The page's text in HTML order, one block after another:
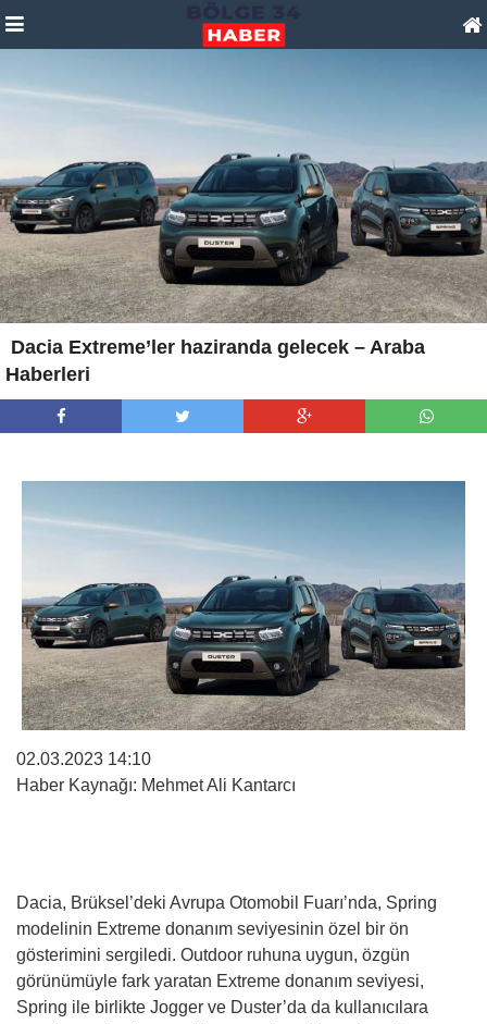
Dacia Extreme’ler haziranda gelecek – Araba
Haberleri
02.03.2023 14:10
Haber Kaynağı: Mehmet Ali Kantarcı
Dacia, Brüksel’deki Avrupa Otomobil Fuarı’nda, Spring
modelinin Extreme donanım seviyesinin özel bir ön
gösterimini sergiledi. Outdoor ruhuna uygun, özgün
görünümüyle fark yaratan Extreme donanım seviyesi,
Spring ile birlikte Jogger ve Duster’da da kullanıcılara